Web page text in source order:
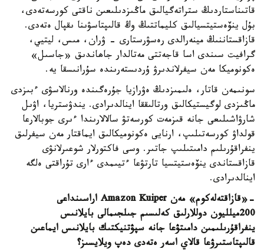
قاتىناستاردىڭ ستراتەگيالىق ماڭىزدىلىعىن ناقتى كورسەتەدى،
بۇل ينۆەستيتسيالىق كليماتتىڭ وڭ قالىپتاسۋىنا ىقپال ەتەدى.
قازاقستاننىڭ مينەرالدى رەسۋرستارى - ۋران، مىس، ليتيي،
گرافيت سىندى اسا قاجەتتى مەتالدار جاھاندىق «جاسىل»
ەكونوميكا مەن سيفرلاندىرۋ ۇردىستەرىندە سۇرانىسقا يە.
سونىمەن قاتار، ەلىمىزدىڭ ەۋرازيا جۇرەگىندە ورنالاسۋى ءبىزدى
ماڭىزدى لوگيستيكالىق ورتالىققا اينالدىرادى. يندۋستريا، اۋىل
شارۋاشىلىعى جانە قىزمەت كورسەتۋ سالالارىندا ءىرى جوبالارعا
قولداۋ كورسەتىلىپ، ارنايى ەكونوميكالىق ايماقتار مەن سيفرلىق
ينفراقۇرىلىم دامىتىلىپ جاتىر. وسى فاكتورلار شوعىرلانۋى
قازاقستاندى ينۆەستيتسيا تارتۋعا ءتيىمدى ءارى تۇراقتى ەلگە
اينالدىرادى.
-
«قازاقتەلەكوم» مەن Amazon Kuiper اراسىنداعى
200ميلليون دوللارلىق كەلىسىم جىلجىمالى بايلانىس
ينفراقۇرىلىمىن دامىتۋعا جانە سپۋتنيكتىك بايلانىس ايماعىن
قالىپتاستىرۋعا قالاي اسەر ەتەدى دەپ ويلايسىز؟